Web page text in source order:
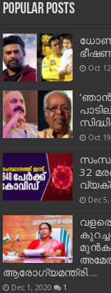
Popular Posts
Oct
Oct
32
Dec
ആരോഗ്യമന്ത്രി….
Dec 1, 2020 1